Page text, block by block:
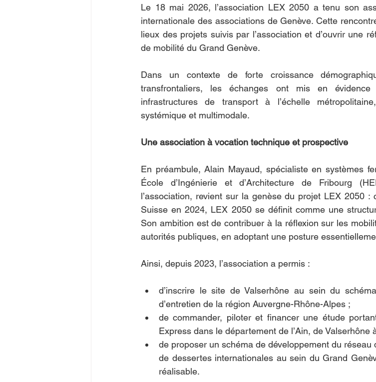
Le 18 mai 2026, l’association LEX 2050 a tenu son
internationale des associations de Genève. Cette
lieux des projets suivis par l’association et d’ouvrir une
de mobilité du Grand Genève.
Dans un contexte de forte croissance
transfrontaliers, les échanges ont mis en
infrastructures de transport à l’échelle
systémique et multimodale.
Une association à vocation technique et prospective
En préambule, Alain Mayaud, spécialiste en systèmes
École d’Ingénierie et d’Architecture de Fribourg
l’association, revient sur la genèse du projet LEX 2050
Suisse en 2024, LEX 2050 se définit comme une
Son ambition est de contribuer à la réflexion sur les
autorités publiques, en adoptant une posture
Ainsi, depuis 2023, l’association a permis :
d’inscrire le site de Valserhône au sein du
d’entretien de la région Auvergne-Rhône-Alpes ;
de commander, piloter et financer une étude
Express dans le département de l’Ain, de Valserhône
de proposer un schéma de développement du réseau
de dessertes internationales au sein du Grand
réalisable.